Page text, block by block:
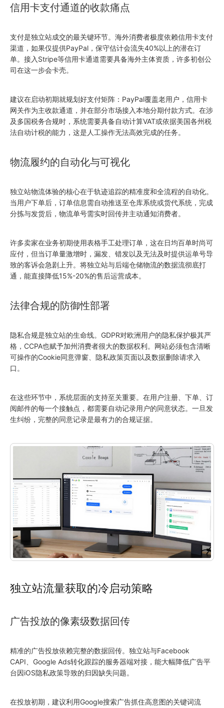
信用卡支付通道的收款痛点
支付是独立站成交的最关键环节。海外消费者极度依赖信用卡支付
渠道，如果仅提供PayPal，保守估计会流失40%以上的潜在订
单。接入Stripe等信用卡通道需要具备海外主体资质，许多初创公
司在这一步会卡壳。
建议在启动初期就规划好支付矩阵：PayPal覆盖老用户，信用卡
网关作为主收款通道，并在部分市场接入本地分期付款方式。在涉
及多国税务合规时，系统需要具备自动计算VAT或依据美国各州税
法自动计税的能力，这是人工操作无法高效完成的任务。
物流履约的自动化与可视化
独立站物流体验的核心在于轨迹追踪的精准度和全流程的自动化。
当用户下单后，订单信息需自动推送至仓库系统或货代系统，完成
分拣与发货后，物流单号需实时回传并主动通知消费者。
许多卖家在业务初期使用表格手工处理订单，这在日均百单时尚可
应付，但当订单量激增时，漏发、错发以及无法及时提供运单号导
致的客诉会急剧上升。将独立站与后端仓储物流的数据流彻底打
通，能直接降低15%-20%的售后运营成本。
法律合规的防御性部署
隐私合规是独立站的生命线。GDPR对欧洲用户的隐私保护极其严
格，CCPA也赋予加州消费者很大的数据权利。网站必须包含清晰
可操作的Cookie同意弹窗、隐私政策页面以及数据删除请求入
口。
在这些环节中，系统层面的支持至关重要。在用户注册、下单、订
阅邮件的每一个接触点，都需要自动记录用户的同意状态。一旦发
生纠纷，完整的同意记录是最有力的合规证据。
独立站流量获取的冷启动策略
广告投放的像素级数据回传
精准的广告投放依赖完整的数据回传。独立站与Facebook
CAPI、Google Ads转化跟踪的服务器端对接，能大幅降低广告平
台因iOS隐私政策导致的归因缺失问题。
在投放初期，建议利用Google搜索广告抓住高意图的关键词流